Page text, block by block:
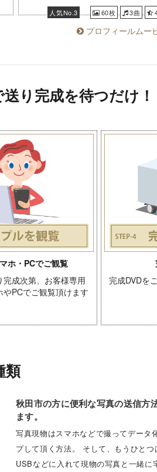
人気No.3 60枚 3曲
プロフィールムー
り完成を待つだけ！
ホ・PCでご観覧
成次第、お客様専用
PCでご観覧頂けます
完成DVDを
類
秋田市の方に便利な写真の送信方
ます。
写真現物はスマホなどで撮ってデータ
プして頂く方法。 そして、もうひと
USBなどに入れて現物の写真と一緒に